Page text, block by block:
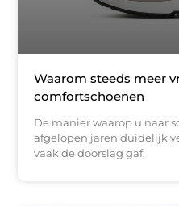
Waarom steeds meer
comfortschoenen
De manier waarop u naar
afgelopen jaren duidelijk
vaak de doorslag gaf,